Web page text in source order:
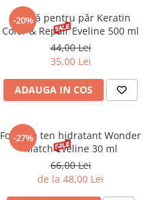
-20%
Mască pentru păr Keratin
Color & Repair Eveline 500 ml
44,00 Lei
35,00 Lei
ADAUGA IN COS
-27%
Fond de ten hidratant Wonder
Match Eveline 30 ml
66,00 Lei
de la 48,00 Lei